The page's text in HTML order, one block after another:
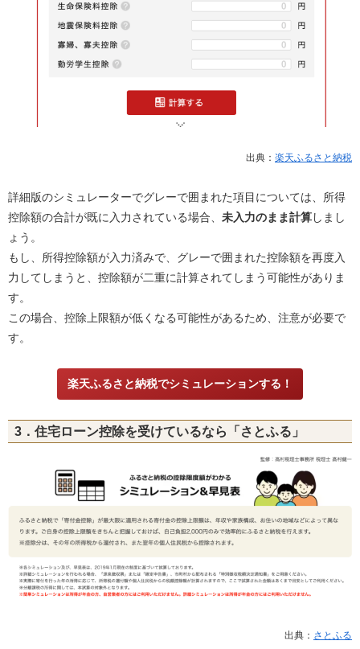
出典： 楽天ふるさと納税
詳細版のシミュレーターでグレーで囲まれた項目については、所得
控除額の合計が既に入力されている場合、 未入力のまま計算しまし
ょう。
もし、所得控除額が入力済みで、グレーで囲まれた控除額を再度入
力してしまうと、控除額が二重に計算されてしまう可能性がありま
す。
この場合、控除上限額が低くなる可能性があるため、注意が必要で
す。
楽天ふるさと納税でシミュレーションする！
3．住宅ローン控除を受けているなら「さとふる」
出典： さとふる